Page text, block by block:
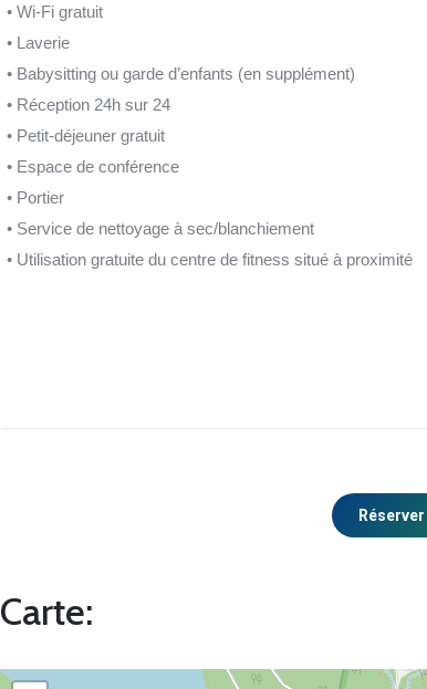
• Wi-Fi gratuit
• Laverie
• Babysitting ou garde d’enfants (en supplément)
• Réception 24h sur 24
• Petit-déjeuner gratuit
• Espace de conférence
• Portier
• Service de nettoyage à sec/blanchiement
• Utilisation gratuite du centre de fitness situé à proximité
Carte: